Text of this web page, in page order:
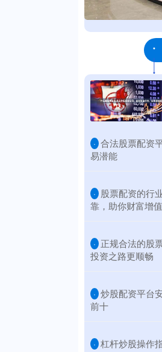
· 合法股票配资
易潜能
· 股票配资的行
靠，助你财富增值
· 正规合法的股
投资之路更顺畅
· 炒股配资平台
前十
· 杠杆炒股操作